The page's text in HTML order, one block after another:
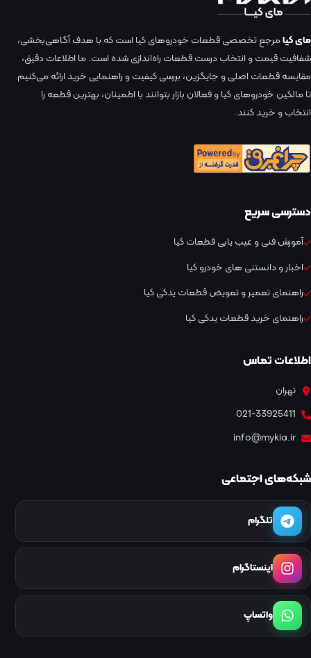
مای کیامرجع تخصصی قطعات خودروهای کیا است که با هدف آگاهی‌بخشی،
شفافیت قیمت و انتخاب درست قطعات راه‌اندازی شده است. ما اطلاعات دقیق،
مقایسه قطعات اصلی و جایگزین، بررسی کیفیت و راهنمایی خرید ارائه می‌کنیم
تا مالکین خودروهای کیا و فعالان بازار بتوانند با اطمینان، بهترین قطعه را
انتخاب و خرید کنند.
دسترسی سریع
آموزش فنی و عیب یابی قطعات کیا
اخبار و دانستنی های خودرو کیا
راهنمای تعمیر و تعویض قطعات یدکی کیا
راهنمای خرید قطعات یدکی کیا
اطلاعات تماس
تهران
021-33925411
info@mykia.ir
شبکه‌های اجتماعی
تلگرام
اینستاگرام
واتساپ